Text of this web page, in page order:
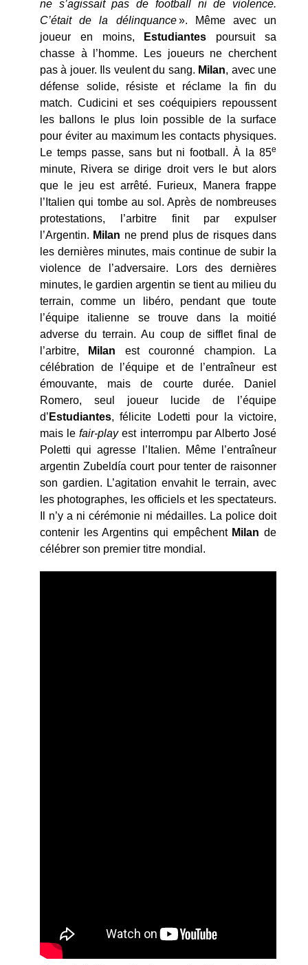
ne s’agissait pas de football ni de violence.
C’était de la délinquance». Même avec un
joueur en moins,
Estudiantes poursuit sa
chasse à l’homme. Les joueurs ne cherchent
pas à jouer. Ils veulent du sang. Milan, avec une
défense solide, résiste et réclame la fin du
match. Cudicini et ses coéquipiers repoussent
les ballons le plus loin possible de la surface
pour éviter au maximum les contacts physiques.
Le temps passe, sans but ni football. À la 85e
minute, Rivera se dirige droit vers le but alors
que le jeu est arrêté. Furieux, Manera frappe
l’Italien qui tombe au sol. Après de nombreuses
protestations, l’arbitre finit par expulser
l’Argentin. Milan ne prend plus de risques dans
les dernières minutes, mais continue de subir la
violence de l’adversaire. Lors des dernières
minutes, le gardien argentin se tient au milieu du
terrain, comme un libéro, pendant que toute
l’équipe italienne se trouve dans la moitié
adverse du terrain. Au coup de sifflet final de
l’arbitre,
Milan est couronné champion. La
célébration de l’équipe et de l’entraîneur est
émouvante, mais de courte durée. Daniel
Romero, seul joueur lucide de l’équipe
d’ Estudiantes, félicite Lodetti pour la victoire,
mais lefair-playest interrompu par Alberto José
Poletti qui agresse l’Italien. Même l’entraîneur
argentin Zubeldía court pour tenter de raisonner
son gardien. L’agitation envahit le terrain, avec
les photographes, les officiels et les spectateurs.
Il n’y a ni cérémonie ni médailles. La police doit
contenir les Argentins qui empêchent Milan de
célébrer son premier titre mondial.